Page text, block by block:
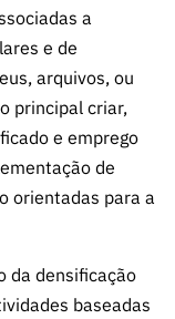
ções de
Interesse
FCCN,
serviços
Canais de
Apoios
PRR –
a
e de
arquivos, ou
principal criar,
e emprego
de
orientadas para a
da densificação
baseadas